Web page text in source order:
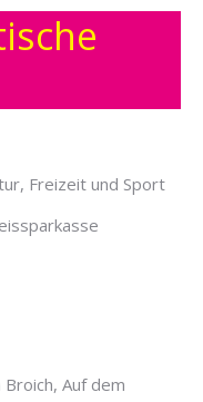
Freizeit und Sport
Auf dem